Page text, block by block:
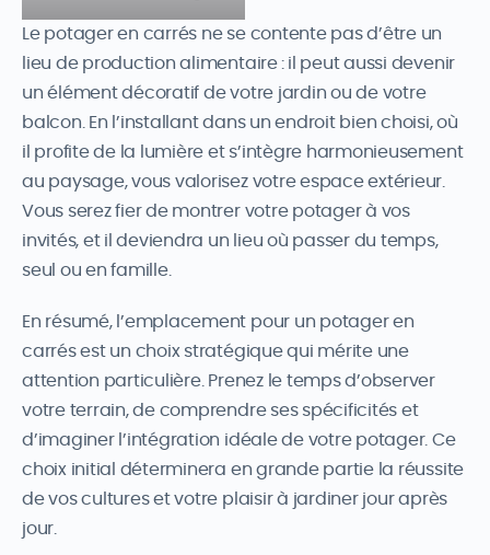
Le potager en carrés ne se contente pas d’être un
lieu de production alimentaire : il peut aussi devenir
un élément décoratif de votre jardin ou de votre
balcon. En l’installant dans un endroit bien choisi, où
il profite de la lumière et s’intègre harmonieusement
au paysage, vous valorisez votre espace extérieur.
Vous serez fier de montrer votre potager à vos
invités, et il deviendra un lieu où passer du temps,
seul ou en famille.
En résumé, l’emplacement pour un potager en
carrés est un choix stratégique qui mérite une
attention particulière. Prenez le temps d’observer
votre terrain, de comprendre ses spécificités et
d’imaginer l’intégration idéale de votre potager. Ce
choix initial déterminera en grande partie la réussite
de vos cultures et votre plaisir à jardiner jour après
jour.